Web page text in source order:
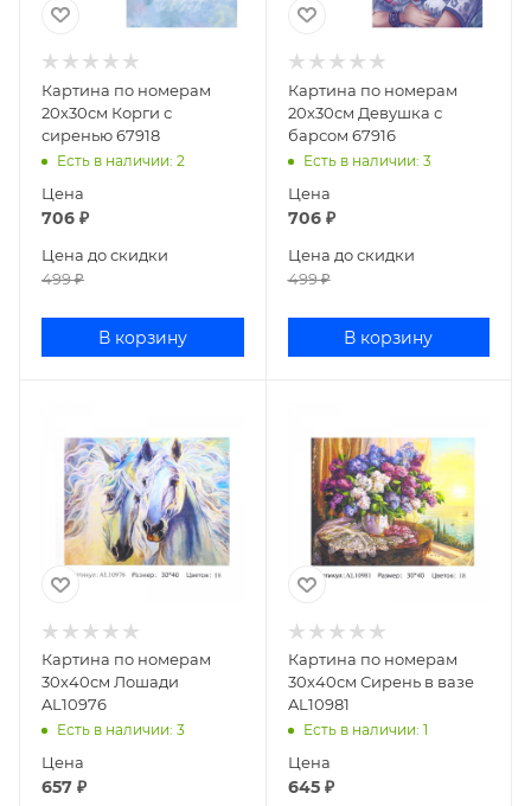
Картина по номерам
20х30см Корги с
сиренью 67918
Есть в наличии: 2
Цена
706 ₽
Цена до скидки
499₽
В корзину
Картина по номерам
20х30см Девушка с
барсом 67916
Есть в наличии: 3
Цена
706₽
Цена до скидки
499₽
В корзину
Картина по номерам
30х40см Лошади
AL10976
Есть в наличии: 3
Цена
657 ₽
Картина по номерам
30х40см Сирень в вазе
AL10981
Есть в наличии: 1
Цена
645₽